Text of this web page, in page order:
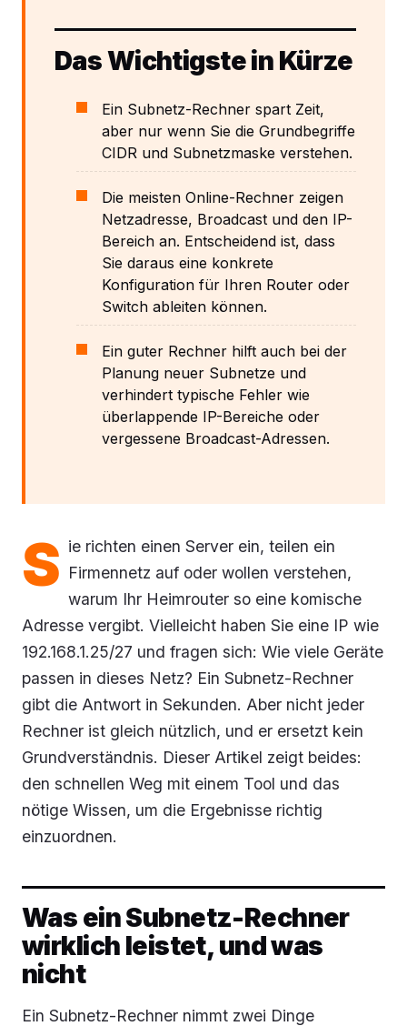
Das Wichtigste in Kürze
Ein Subnetz-Rechner spart Zeit,
aber nur wenn Sie die Grundbegriffe
CIDR und Subnetzmaske verstehen.
Die meisten Online-Rechner zeigen
Netzadresse, Broadcast und den IP-
Bereich an. Entscheidend ist, dass
Sie daraus eine konkrete
Konfiguration für Ihren Router oder
Switch ableiten können.
Ein guter Rechner hilft auch bei der
Planung neuer Subnetze und
verhindert typische Fehler wie
überlappende IP-Bereiche oder
vergessene Broadcast-Adressen.
S ie richten einen Server ein, teilen ein
Firmennetz auf oder wollen verstehen,
warum Ihr Heimrouter so eine komische
Adresse vergibt. Vielleicht haben Sie eine IP wie
192.168.1.25/27 und fragen sich: Wie viele Geräte
passen in dieses Netz? Ein Subnetz-Rechner
gibt die Antwort in Sekunden. Aber nicht jeder
Rechner ist gleich nützlich, und er ersetzt kein
Grundverständnis. Dieser Artikel zeigt beides:
den schnellen Weg mit einem Tool und das
nötige Wissen, um die Ergebnisse richtig
einzuordnen.
Was ein Subnetz-Rechner
wirklich leistet, und was
nicht
Ein Subnetz-Rechner nimmt zwei Dinge